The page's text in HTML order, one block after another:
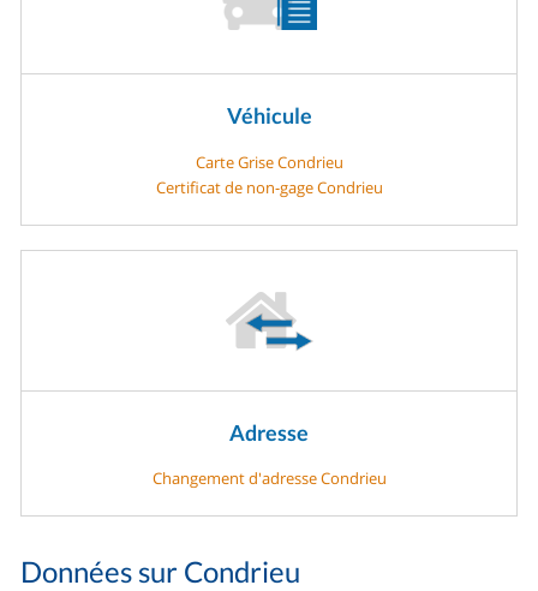
Véhicule
Carte Grise Condrieu
Certificat de non-gage Condrieu
Adresse
Changement d'adresse Condrieu
Données sur Condrieu